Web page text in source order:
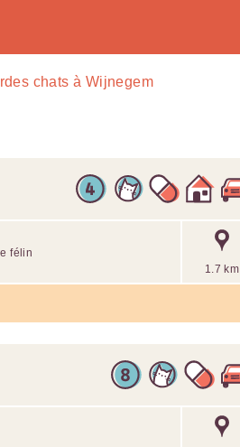
chats à Wijnegem
1.7 km
félin